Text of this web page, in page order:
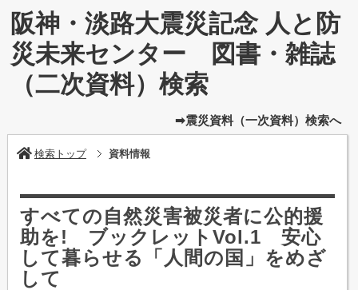
阪神・淡路大震災記念 人と防
災未来センター 図書・雑誌
（二次資料）検索
➡震災資料（一次資料）検索へ
検索トップ 資料情報
すべての自然災害被災者に公的援
助を! ブックレットVol.1 安心
して暮らせる「人間の国」をめざ
して